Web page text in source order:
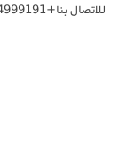
للاتصال بنا+212614999191